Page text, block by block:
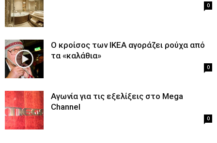
0
Ο κροίσος των IKEA αγοράζει ρούχα από
τα «καλάθια»
0
Αγωνία για τις εξελίξεις στο Mega
Channel
0